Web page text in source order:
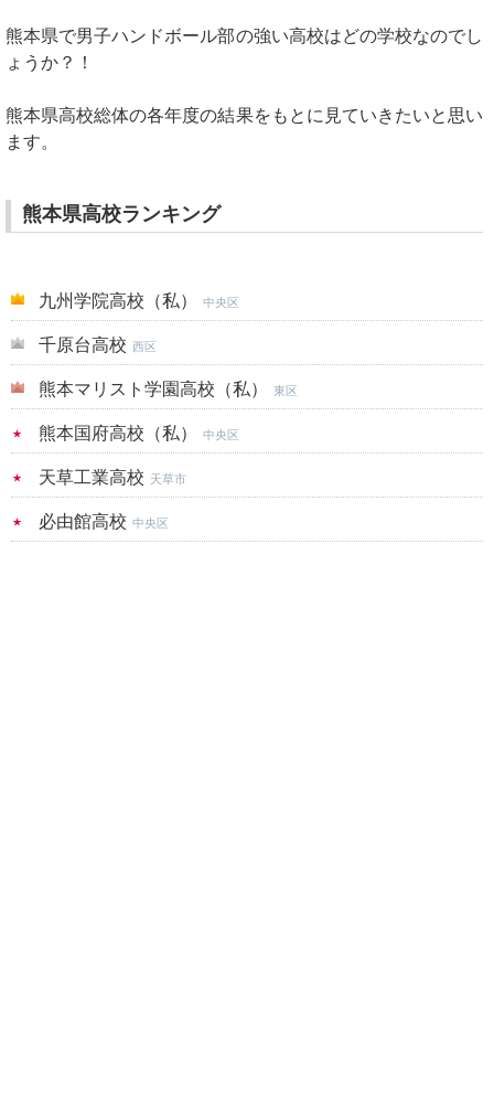
熊本県で男子ハンドボール部の強い高校はどの学校なのでし
ょうか？！
熊本県高校総体の各年度の結果をもとに見ていきたいと思い
ます。
熊本県高校ランキング
九州学院高校（私） 中央区
千原台高校 西区
熊本マリスト学園高校（私） 東区
熊本国府高校（私） 中央区
天草工業高校 天草市
必由館高校 中央区